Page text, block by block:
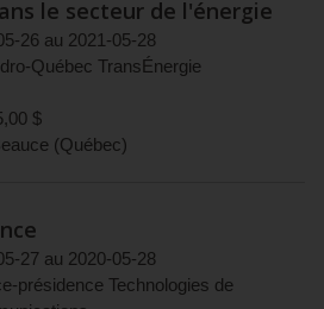
le secteur de l'énergie
26 au 2021-05-28
Québec TransÉnergie
$
(Québec)
27 au 2020-05-28
présidence Technologies de